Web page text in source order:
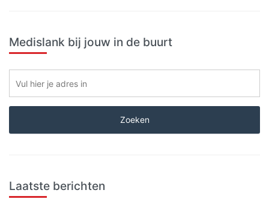
Medislank bij jouw in de buurt
Laatste berichten